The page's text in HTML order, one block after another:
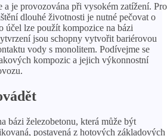
a je provozována při vysokém zatížení. Pro
dlouhé životnosti je nutné pečovat o
účel lze použít kompozice na bázi
jsou schopny vytvořit bariérovou
vody s monolitem. Podívejme se
kompozic a jejich výkonnostní
bázi železobetonu, která může být
postavená z hotových základových